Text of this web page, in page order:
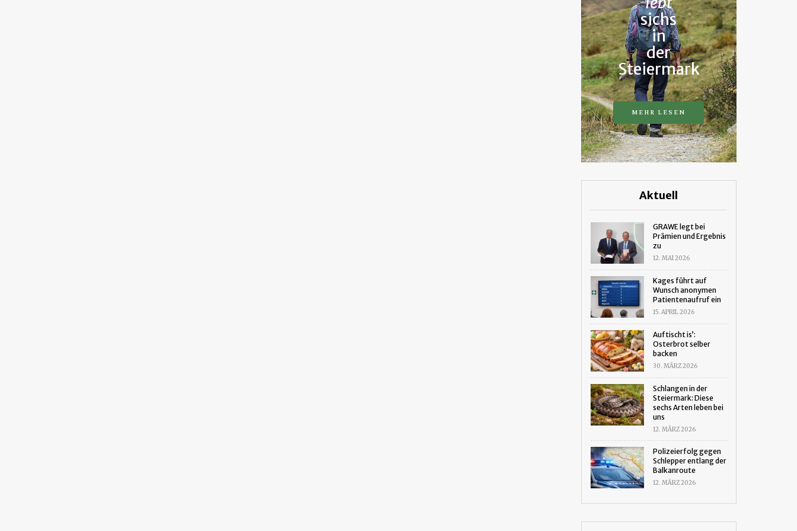
sichs
in
der
Steiermark
MEHR LESEN
Aktuell
GRAWE legt bei
Prämien und Ergebnis
zu
12. MAI 2026
Kages führt auf
Wunsch anonymen
Patientenaufruf ein
15. APRIL 2026
Auftischt is’:
Osterbrot selber
backen
30. MÄRZ 2026
Schlangen in der
Steiermark: Diese
sechs Arten leben bei
uns
12. MÄRZ 2026
Polizeierfolg gegen
Schlepper entlang der
Balkanroute
12. MÄRZ 2026